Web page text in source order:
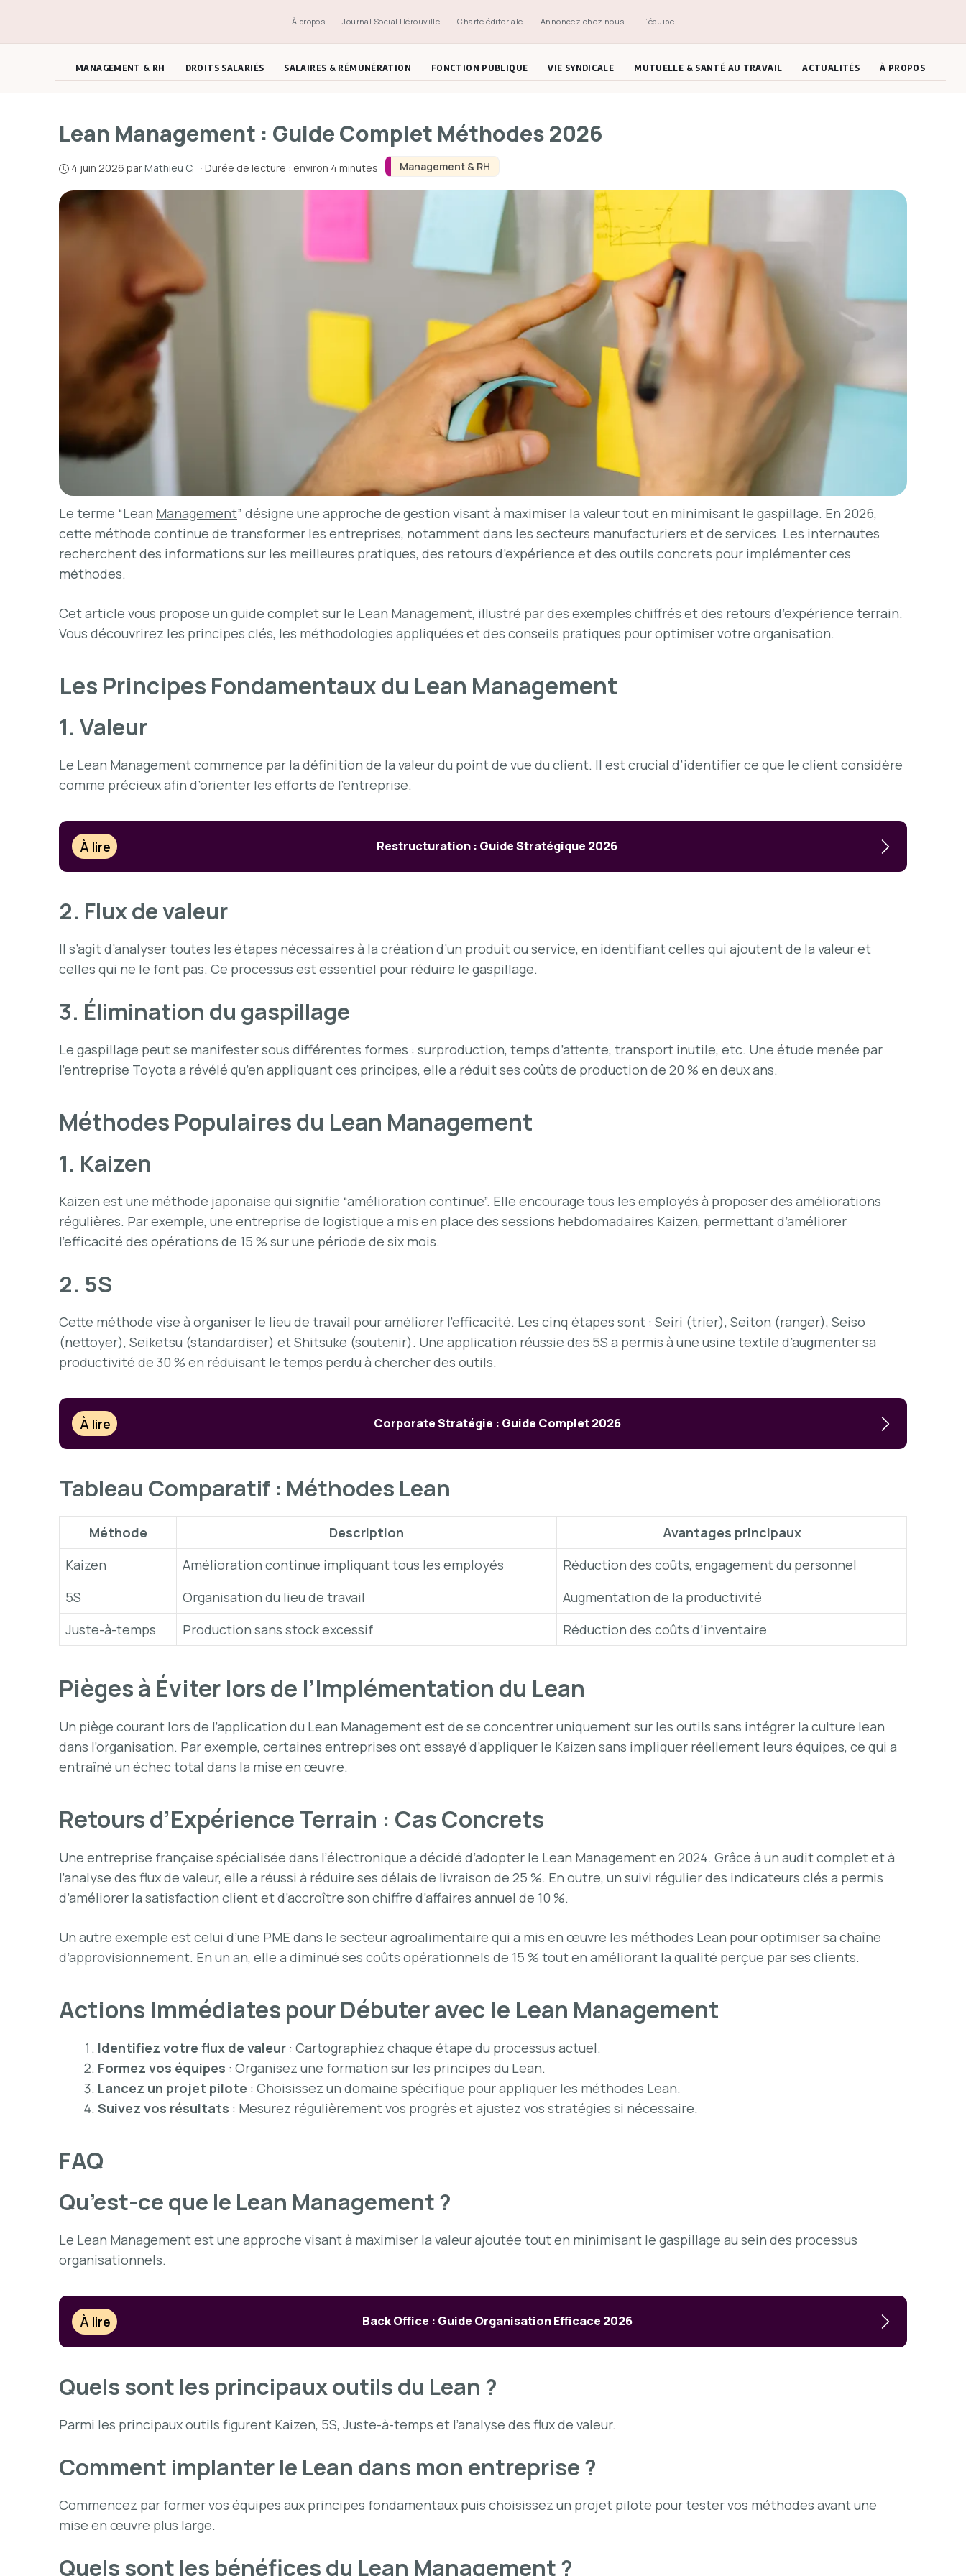
contenu
À propos Journal Social Hérouville Charte éditoriale Annoncez chez nous L’équipe
MANAGEMENT & RH DROITS SALARIÉS SALAIRES & RÉMUNÉRATION FONCTION PUBLIQUE VIE SYNDICALE MUTUELLE & SANTÉ AU TRAVAIL ACTUALITÉS À PROPOS
Management & RH
Lean Management : Guide Complet Méthodes 2026
4 juin 2026 parMathieu C. · Durée de lecture : environ 4 minutes
Le terme “Lean Management” désigne une approche de gestion visant à maximiser la valeur tout en minimisant le gaspillage. En 2026,
cette méthode continue de transformer les entreprises, notamment dans les secteurs manufacturiers et de services. Les internautes
recherchent des informations sur les meilleures pratiques, des retours d’expérience et des outils concrets pour implémenter ces
méthodes.
Cet article vous propose un guide complet sur le Lean Management, illustré par des exemples chiffrés et des retours d’expérience terrain.
Vous découvrirez les principes clés, les méthodologies appliquées et des conseils pratiques pour optimiser votre organisation.
Les Principes Fondamentaux du Lean Management
1. Valeur
Le Lean Management commence par la définition de la valeur du point de vue du client. Il est crucial d’identifier ce que le client considère
comme précieux afin d’orienter les efforts de l’entreprise.
À lire Restructuration : Guide Stratégique 2026
2. Flux de valeur
Il s’agit d’analyser toutes les étapes nécessaires à la création d’un produit ou service, en identifiant celles qui ajoutent de la valeur et
celles qui ne le font pas. Ce processus est essentiel pour réduire le gaspillage.
3. Élimination du gaspillage
Le gaspillage peut se manifester sous différentes formes : surproduction, temps d’attente, transport inutile, etc. Une étude menée par
l’entreprise Toyota a révélé qu’en appliquant ces principes, elle a réduit ses coûts de production de 20 % en deux ans.
Méthodes Populaires du Lean Management
1. Kaizen
Kaizen est une méthode japonaise qui signifie “amélioration continue”. Elle encourage tous les employés à proposer des améliorations
régulières. Par exemple, une entreprise de logistique a mis en place des sessions hebdomadaires Kaizen, permettant d’améliorer
l’efficacité des opérations de 15 % sur une période de six mois.
2. 5S
Cette méthode vise à organiser le lieu de travail pour améliorer l’efficacité. Les cinq étapes sont : Seiri (trier), Seiton (ranger), Seiso
(nettoyer), Seiketsu (standardiser) et Shitsuke (soutenir). Une application réussie des 5S a permis à une usine textile d’augmenter sa
productivité de 30 % en réduisant le temps perdu à chercher des outils.
À lire Corporate Stratégie : Guide Complet 2026
Tableau Comparatif : Méthodes Lean
Méthode Description
Avantages principaux
Kaizen
Amélioration continue impliquant tous les employés
Réduction des coûts, engagement du personnel
5S
Organisation du lieu de travail
Augmentation de la productivité
Juste-à-temps
Production sans stock excessif Réduction des coûts d’inventaire
Pièges à Éviter lors de l’Implémentation du Lean
Un piège courant lors de l’application du Lean Management est de se concentrer uniquement sur les outils sans intégrer la culture lean
dans l’organisation. Par exemple, certaines entreprises ont essayé d’appliquer le Kaizen sans impliquer réellement leurs équipes, ce qui a
entraîné un échec total dans la mise en œuvre.
Retours d’Expérience Terrain : Cas Concrets
Une entreprise française spécialisée dans l’électronique a décidé d’adopter le Lean Management en 2024. Grâce à un audit complet et à
l’analyse des flux de valeur, elle a réussi à réduire ses délais de livraison de 25 %. En outre, un suivi régulier des indicateurs clés a permis
d’améliorer la satisfaction client et d’accroître son chiffre d’affaires annuel de 10 %.
Un autre exemple est celui d’une PME dans le secteur agroalimentaire qui a mis en œuvre les méthodes Lean pour optimiser sa chaîne
d’approvisionnement. En un an, elle a diminué ses coûts opérationnels de 15 % tout en améliorant la qualité perçue par ses clients.
Actions Immédiates pour Débuter avec le Lean Management
Identifiez votre flux de valeur : Cartographiez chaque étape du processus actuel.
Formez vos équipes : Organisez une formation sur les principes du Lean.
Lancez un projet pilote : Choisissez un domaine spécifique pour appliquer les méthodes Lean.
Suivez vos résultats : Mesurez régulièrement vos progrès et ajustez vos stratégies si nécessaire.
FAQ
Qu’est-ce que le Lean Management ?
Le Lean Management est une approche visant à maximiser la valeur ajoutée tout en minimisant le gaspillage au sein des processus
organisationnels.
À lire Back Office : Guide Organisation Efficace 2026
Quels sont les principaux outils du Lean ?
Parmi les principaux outils figurent Kaizen, 5S, Juste-à-temps et l’analyse des flux de valeur.
Comment implanter le Lean dans mon entreprise ?
Commencez par former vos équipes aux principes fondamentaux puis choisissez un projet pilote pour tester vos méthodes avant une
mise en œuvre plus large.
Quels sont les bénéfices du Lean Management ?